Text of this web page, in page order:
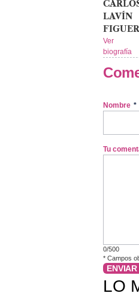
LAVÍN
Ver
biografía
Nombre *
Tu
0/500
* Campos
LO